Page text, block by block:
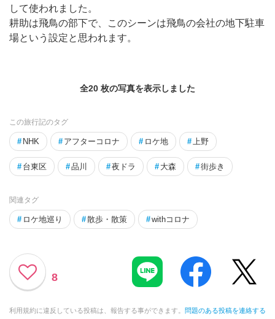
して使われました。
耕助は飛鳥の部下で、このシーンは飛鳥の会社の地下駐車
場という設定と思われます。
全20 枚の写真を表示しました
この旅行記のタグ
# NHK # アフターコロナ # ロケ地 #上野
# 台東区 #品川 #夜ドラ # 大森 #街歩き
関連タグ
# ロケ地巡り #散歩・散策 #withコロナ
8
利用規約に違反している投稿は、報告する事ができます。 問題のある投稿を連絡する